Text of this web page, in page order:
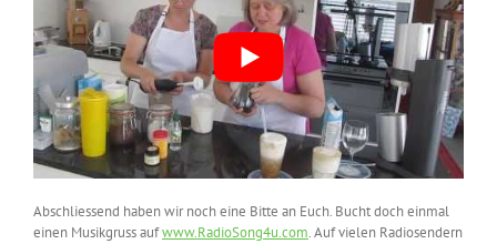
Abschliessend haben wir noch eine Bitte an Euch. Bucht doch einmal
einen Musikgruss aufwww.RadioSong4u.com. Auf vielen Radiosendern